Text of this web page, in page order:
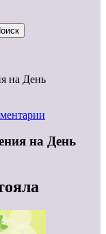
на День
на День